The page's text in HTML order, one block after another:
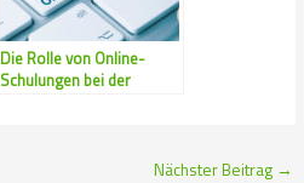
Die Rolle von Online-
Schulungen bei der
Nächster Beitrag →